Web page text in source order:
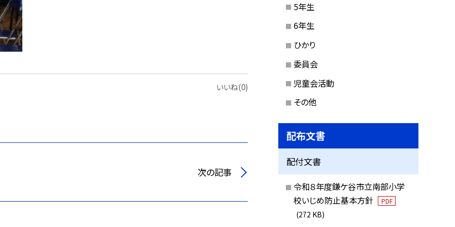
いいね(0)
次の記事
5年生
6年生
ひかり
委員会
児童会活動
その他
配布文書
配付文書
令和８年度鎌ケ谷市立南部小学
校いじめ防止基本方針
PDF
(272 KB)